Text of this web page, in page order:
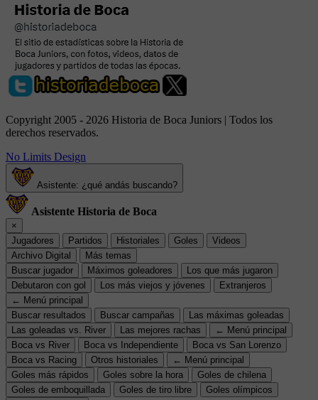
Copyright 2005 - 2026 Historia de Boca Juniors | Todos los
derechos reservados.
No Limits Design
Asistente: ¿qué andás buscando?
Asistente Historia de Boca
×
Jugadores
Partidos Historiales Goles
Videos
Archivo Digital
Más temas
Buscar jugador
Máximos goleadores
Los que más jugaron
Debutaron con gol
Los más viejos y jóvenes
Extranjeros
← Menú principal
Buscar resultados
Buscar campañas
Las máximas goleadas
Las goleadas vs. River
Las mejores rachas
← Menú principal
Boca vs River
Boca vs Independiente
Boca vs San Lorenzo
Boca vs Racing
Otros historiales
← Menú principal
Goles más rápidos
Goles sobre la hora
Goles de chilena
Goles de emboquillada
Goles de tiro libre
Goles olímpicos